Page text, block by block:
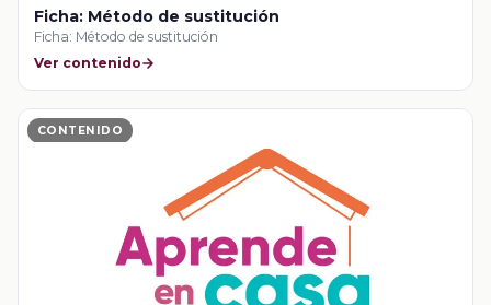
Ficha: Método de sustitución
Ficha: Método de sustitución
Ver contenido
CONTENIDO